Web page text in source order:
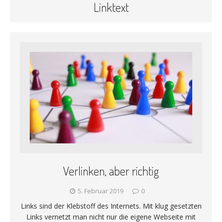
Linktext
Verlinken, aber richtig
5. Februar 2019 0
Links sind der Klebstoff des Internets. Mit klug gesetzten
Links vernetzt man nicht nur die eigene Webseite mit